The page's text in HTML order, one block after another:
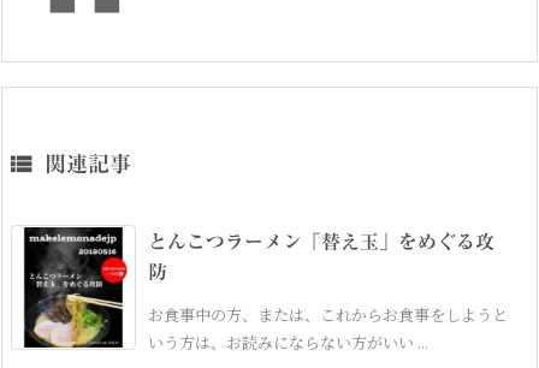
 関連記事
とんこつラーメン「替え玉」をめぐる攻
防
お食事中の方、または、これからお食事をしようと
いう方は、お読みにならない方がいい ...